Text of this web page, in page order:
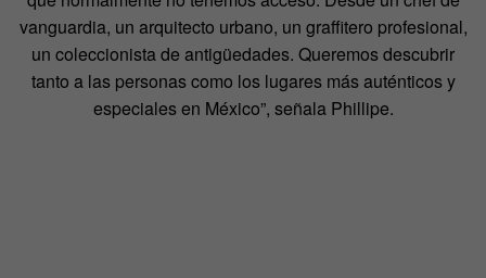
vanguardia, un arquitecto urbano, un graffitero profesional,
un coleccionista de antigüedades. Queremos descubrir
tanto a las personas como los lugares más auténticos y
especiales en México”, señala Phillipe.